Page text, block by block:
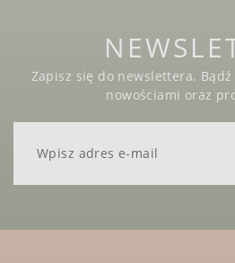
Zapisz się do newslettera.
nowościami oraz